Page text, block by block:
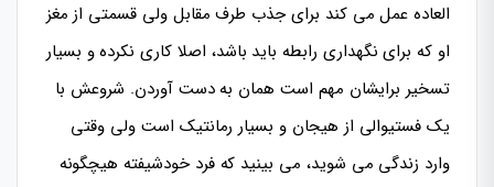
العاده عمل می کند برای جذب طرف مقابل ولی قسمتی از مغز
او که برای نگهداری رابطه باید باشد، اصلا کاری نکرده و بسیار
تسخیر برایشان مهم است همان به دست آوردن. شروعش با
یک فستیوالی از هیجان و بسیار رمانتیک است ولی وقتی
وارد زندگی می شوید، می بینید که فرد خودشیفته هیچگونه